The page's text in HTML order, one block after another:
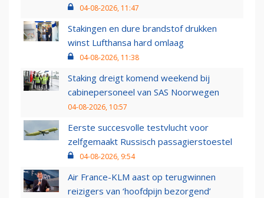
04-08-2026, 11:47
Stakingen en dure brandstof drukken
winst Lufthansa hard omlaag
04-08-2026, 11:38
Staking dreigt komend weekend bij
cabinepersoneel van SAS Noorwegen
04-08-2026, 10:57
Eerste succesvolle testvlucht voor
zelfgemaakt Russisch passagierstoestel
04-08-2026, 9:54
Air France-KLM aast op terugwinnen
reizigers van ‘hoofdpijn bezorgend’